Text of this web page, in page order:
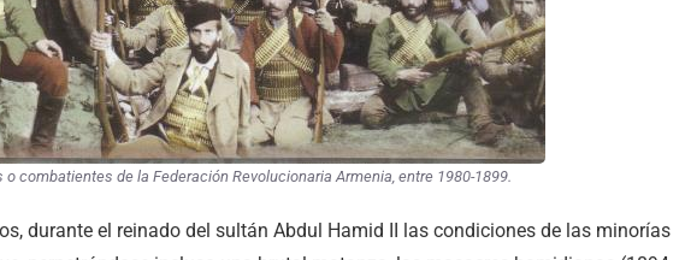
combatientes de la Federación Revolucionaria Armenia, entre 1980-1899.
durante el reinado del sultán Abdul Hamid II las condiciones de las minorías